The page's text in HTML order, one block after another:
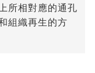
所相對應的通孔
組織再生的方